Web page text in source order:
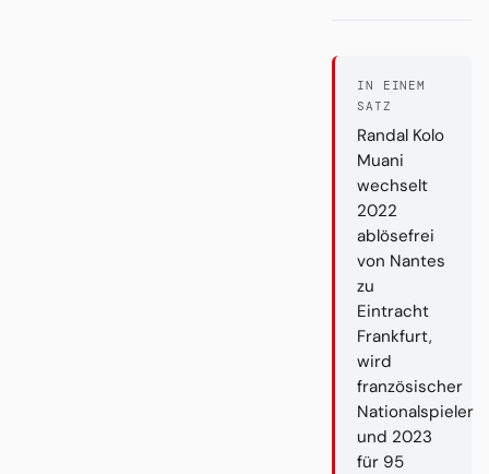
IN EINEM
SATZ
Randal Kolo
Muani
wechselt
2022
ablösefrei
von Nantes
zu
Eintracht
Frankfurt,
wird
französischer
Nationalspieler
und 2023
für 95